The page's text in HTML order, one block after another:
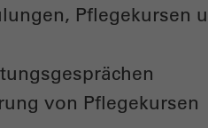
Pflegekursen
von Pflegekursen